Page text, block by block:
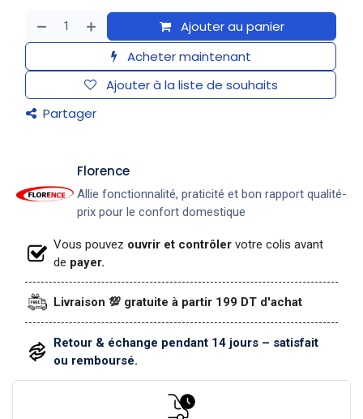
Ajouter au panier
Acheter maintenant
Ajouter à la liste de souhaits
Partager
​Florence
Allie fonctionnalité, praticité et bon rapport qualité-
prix pour le confort domestique
Vous pouvez ouvrir et contrôler votre colis avant
de payer.
Livraison 💯 gratuite à partir 199 DT d'achat
Retour & échange pendant 14 jours – satisfait
ou remboursé.